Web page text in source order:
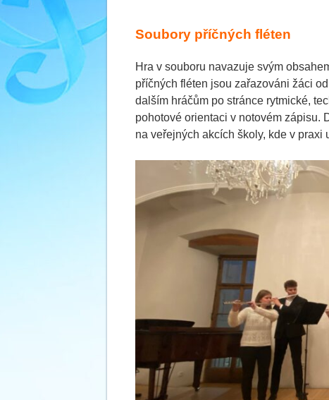
Soubory příčných fléten
Hra v souboru navazuje svým
příčných fléten jsou zařazováni žáci
dalším hráčům po stránce rytmické,
pohotové orientaci v notovém zápisu.
na veřejných akcích školy, kde v praxi